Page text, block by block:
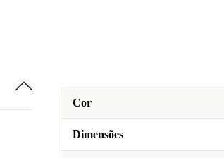
Cor
Dimensões